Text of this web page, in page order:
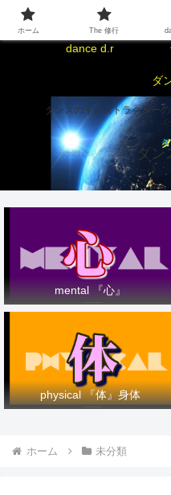
ダンスのインストラクター
ダン
ホーム
dance d.r
ダ
mental 『心』
physical 『体』身体
ホーム 未分類
ホーム The 修行